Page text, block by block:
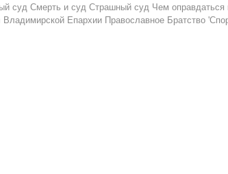
суд Смерть и суд Страшный суд Чем
Владимирской Епархии Православное Братство